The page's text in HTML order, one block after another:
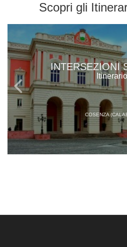
Scopri gli
INTERSEZIONI
Itinerario
COSENZA